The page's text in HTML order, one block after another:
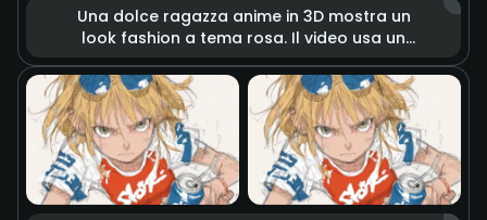
Una dolce ragazza anime in 3D mostra un
look fashion a tema rosa. Il video usa un
di cuore e capi d'abbigliamento fluttuano
nell'aria come se fossero vivi. Con luci da
studio morbide e colori vivaci, crea
un'atmosfera moda sognante, tenera ed
energica.